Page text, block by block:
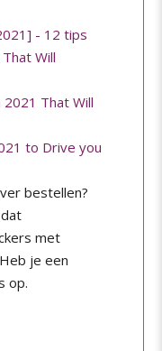
- 12 tips
Will
That Will
to Drive you
bestellen?
dat
met
je een
op.